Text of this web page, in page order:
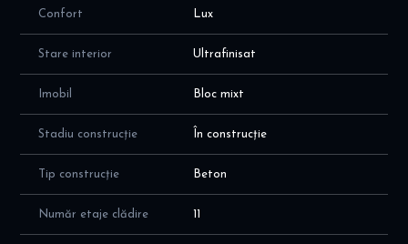
Confort Lux
Stare interior Ultrafinisat
Imobil Bloc mixt
Stadiu construcție În construcție
Tip construcție Beton
Număr etaje clădire 11